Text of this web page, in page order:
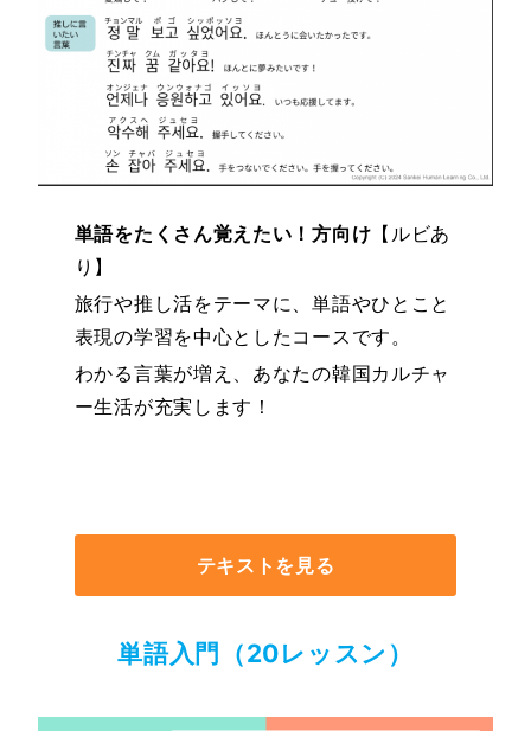
単語をたくさん覚えたい！方向け 【ルビあ
り】
旅行や推し活をテーマに、単語やひとこと
表現の学習を中心としたコースです。
わかる言葉が増え、あなたの韓国カルチャ
ー生活が充実します！
テキストを見る
単語入門（20レッスン）